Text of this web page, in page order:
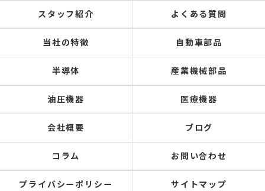
スタッフ紹介 よくある質問
当社の特徴 自動車部品
半導体 産業機械部品
油圧機器 医療機器
会社概要 ブログ
コラム お問い合わせ
プライバシーポリシー サイトマップ